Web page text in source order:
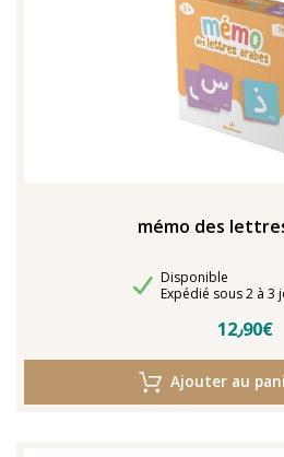
TENTER L'ART POUR
mémo des
Disponibilité
Disponible
Délais de
Expédié sous 2 à 3
12٫90€
Ajouter au